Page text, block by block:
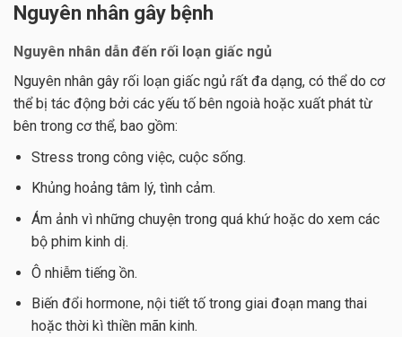
Nguyên nhân gây bệnh
Nguyên nhân dẫn đến rối loạn giấc ngủ
Nguyên nhân gây rối loạn giấc ngủ rất đa dạng, có thể do cơ
thể bị tác động bởi các yếu tố bên ngoià hoặc xuất phát từ
bên trong cơ thể, bao gồm:
Stress trong công việc, cuộc sống.
Khủng hoảng tâm lý, tình cảm.
Ám ảnh vì những chuyện trong quá khứ hoặc do xem các
bộ phim kinh dị.
Ô nhiễm tiếng ồn.
Biến đổi hormone, nội tiết tố trong giai đoạn mang thai
hoặc thời kì thiền mãn kinh.